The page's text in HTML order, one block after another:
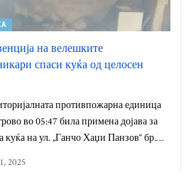
на велешките
спаси куќа од целосен
противпожарна единица
во 05:47 била примена дојава за
куќа на ул. „Ганчо Хаџи Панзов“ бр.…
2025